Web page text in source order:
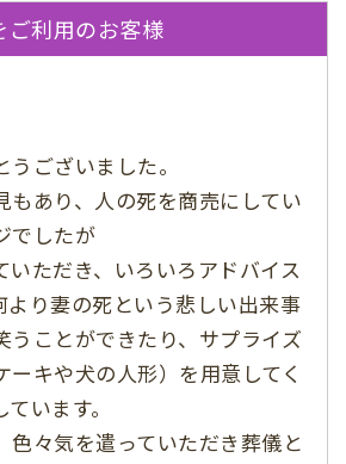
ご利用のお客様
ございました。
もあり、人の死を商売にしてい
でしたが
いただき、いろいろアドバイス
より妻の死という悲しい出来事
うことができたり、サプライズ
ーキや犬の人形）を用意してく
います。
色々気を遣っていただき葬儀と